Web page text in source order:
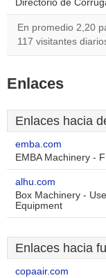
Directorio de
En promedio 2,20
117 visitantes
Enlaces
Enlaces hacia
emba.com
EMBA Machinery -
alhu.com
Box Machinery -
Equipment
Enlaces hacia
copaair.com